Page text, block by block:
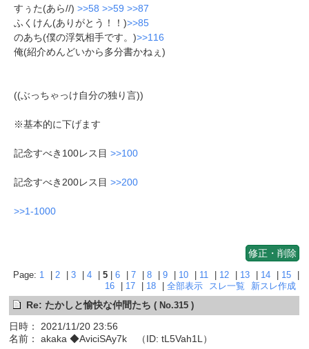
すぅた(あら//)>>58 >>59 >>87
ふくけん(ありがとう！！)>>85
のあち(僕の浮気相手です。)>>116
俺(紹介めんどいから多分書かねぇ)
((ぶっちゃっけ自分の独り言))
※基本的に下げます
記念すべき100レス目>>100
記念すべき200レス目>>200
>>1-1000
修正・削除
Page: 1 |2 |3 |4 |5 |6 |7 |8 |9 10 11 12 13 14 15
16
17 18 |全部表示 スレ一覧 新スレ作成
Re: たかしと愉快な仲間たち( No.315 )
日時： 2021/11/20 23:56
名前： akaka ◆AviciSAy7k （ID: tL5Vah1L）